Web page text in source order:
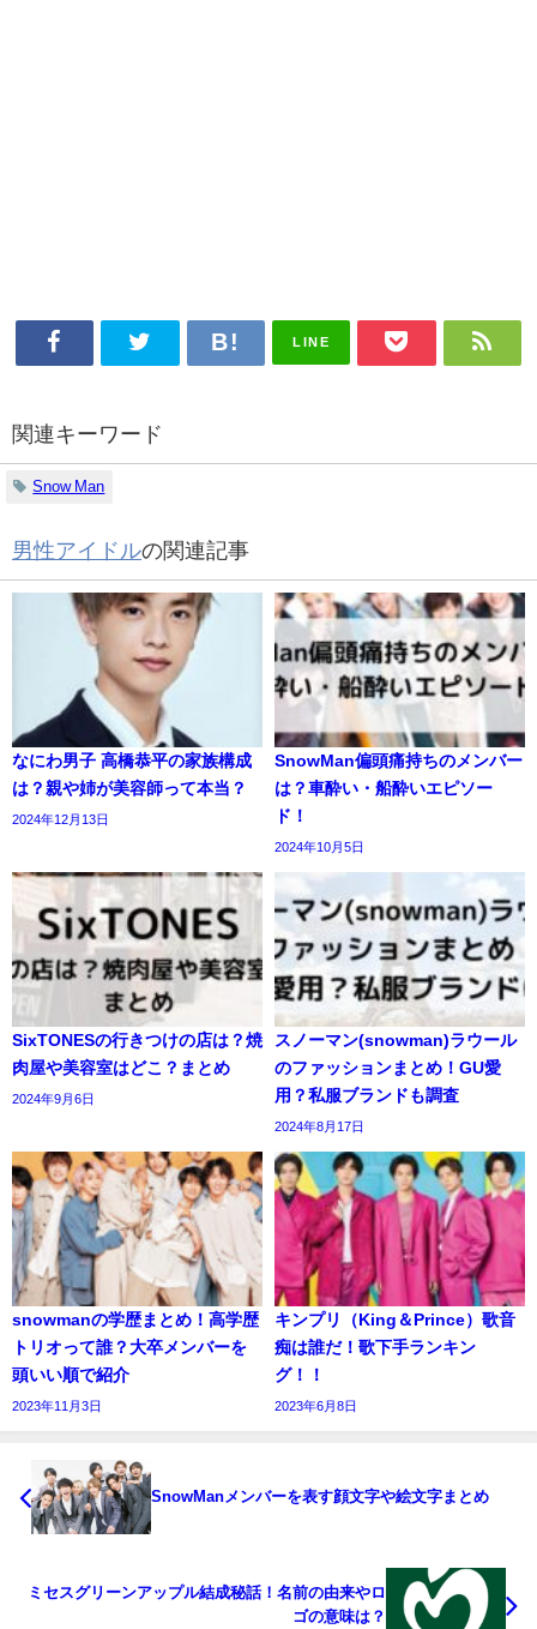
LINE
関連キーワード
Snow Man
男性アイドルの関連記事
なにわ男子 高橋恭平の家族構成
は？親や姉が美容師って本当？
2024年12月13日
SnowMan偏頭痛持ちのメンバー
は？車酔い・船酔いエピソー
ド！
2024年10月5日
SixTONESの行きつけの店は？焼
肉屋や美容室はどこ？まとめ
2024年9月6日
スノーマン(snowman)ラウール
のファッションまとめ！GU愛
用？私服ブランドも調査
2024年8月17日
snowmanの学歴まとめ！高学歴
トリオって誰？大卒メンバーを
頭いい順で紹介
2023年11月3日
キンプリ（King＆Prince）歌音
痴は誰だ！歌下手ランキン
グ！！
2023年6月8日
SnowManメンバーを表す顔文字や絵文字まとめ
ミセスグリーンアップル結成秘話！名前の由来やロ
ゴの意味は？